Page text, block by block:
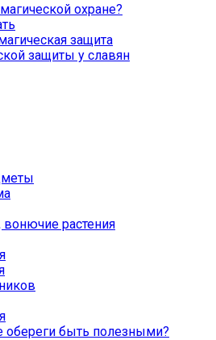
охране?
защита
защиты у славян
растения
обереги быть полезными?